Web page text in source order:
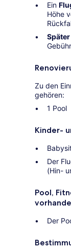
Ein
Höhe
Zu den
gehören:
1 Pool
Kinder-
Der
(Hin-
Pool,
Der